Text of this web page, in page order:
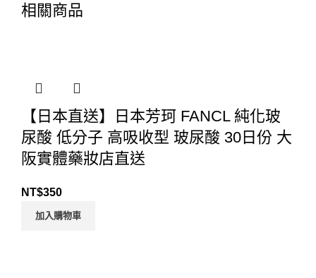
相關商品
【日本直送】日本芳珂 FANCL 純化玻
尿酸 低分子 高吸收型 玻尿酸 30日份 大
阪實體藥妝店直送
NT$350
加入購物車